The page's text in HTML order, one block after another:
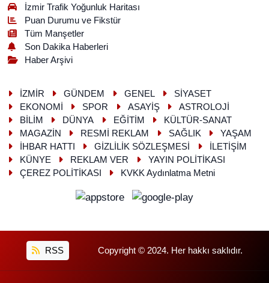
İzmir Trafik Yoğunluk Haritası
Puan Durumu ve Fikstür
Tüm Manşetler
Son Dakika Haberleri
Haber Arşivi
İZMİR GÜNDEM GENEL
SİYASET
EKONOMİ
SPOR ASAYİŞ
ASTROLOJİ
BİLİM
DÜNYA EĞİTİM
KÜLTÜR-SANAT
MAGAZİN
RESMİ REKLAM SAĞLIK
YAŞAM
İHBAR HATTI
GİZLİLİK SÖZLEŞMESİ
İLETİŞİM
KÜNYE
REKLAM VER
YAYIN POLİTİKASI
ÇEREZ POLİTİKASI
KVKK Aydınlatma Metni
RSS Copyright © 2024. Her hakkı saklıdır.